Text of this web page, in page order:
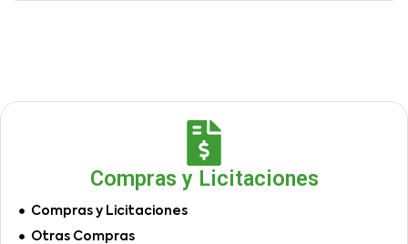
Compras y Licitaciones
Compras y Licitaciones
Otras Compras